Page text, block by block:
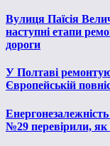
Вулиця Паїсія
наступні етапи
дороги
У Полтаві
Європейській
№29 перевірили, як